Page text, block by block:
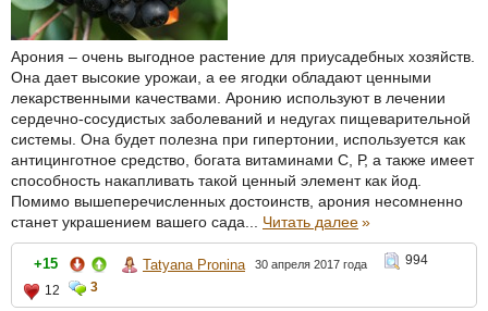
Арония – очень выгодное растение для приусадебных хозяйств.
Она дает высокие урожаи, а ее ягодки обладают ценными
лекарственными качествами. Аронию используют в лечении
сердечно-сосудистых заболеваний и недугах пищеварительной
системы. Она будет полезна при гипертонии, используется как
антицинготное средство, богата витаминами С, Р, а также имеет
способность накапливать такой ценный элемент как йод.
Помимо вышеперечисленных достоинств, арония несомненно
станет украшением вашего сада... Читать далее»
+15 Tatyana Pronina 30 апреля 2017 года
994
12
3